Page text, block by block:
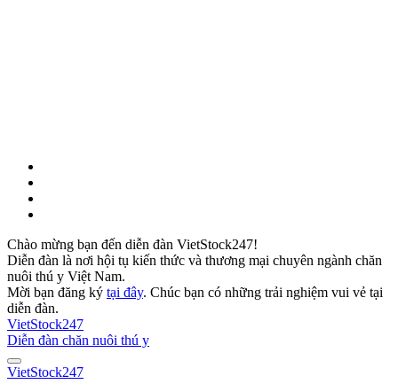
Chào mừng bạn đến diễn đàn VietStock247!
Diễn đàn là nơi hội tụ kiến thức và thương mại chuyên ngành chăn
nuôi thú y Việt Nam.
Mời bạn đăng ký tại đây. Chúc bạn có những trải nghiệm vui vẻ tại
diễn đàn.
VietStock247
Diễn đàn chăn nuôi thú y
VietStock247